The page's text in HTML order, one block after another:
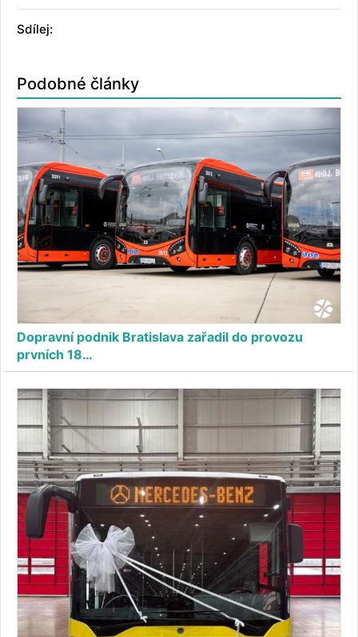
Sdílej:
Podobné články
Dopravní podnik Bratislava zařadil do provozu
prvních 18…